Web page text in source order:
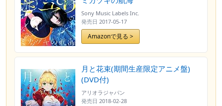
Sony Music Labels Inc.
発売日 2017-05-17
Amazonで見る >
月と花束(期間生産限定アニメ盤)
(DVD付)
アリオラジャパン
発売日 2018-02-28